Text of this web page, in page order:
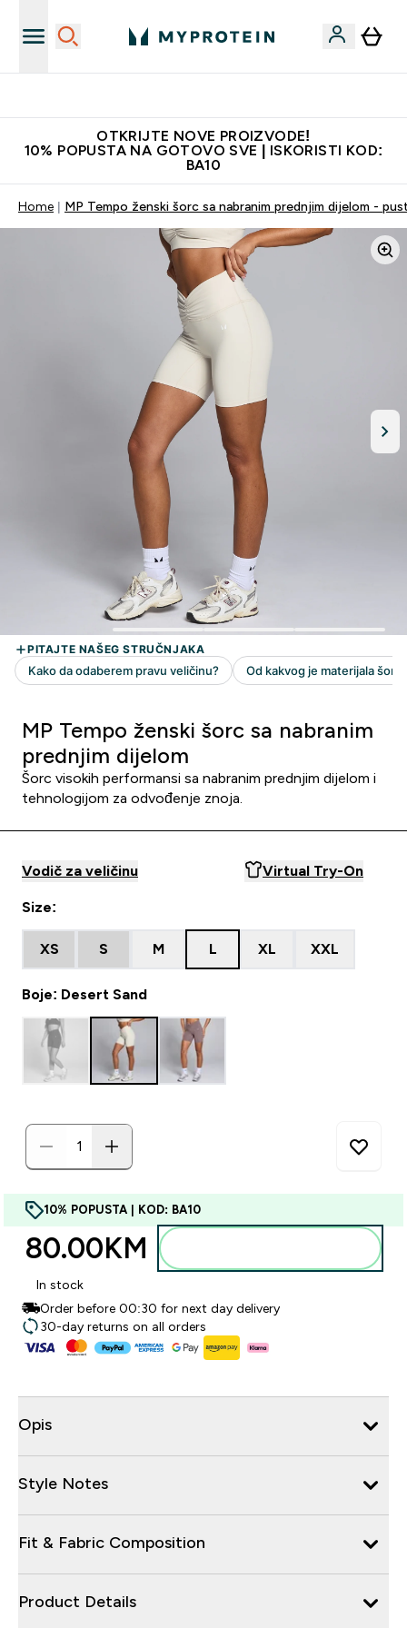
OTKRIJTE NOVE PROIZVODE!
10% POPUSTA NA GOTOVO SVE | ISKORISTI KOD:
BA10
Home MP Tempo ženski šorc sa nabranim prednjim dijelom -
MP Tempo ženski šorc sa nabranim
prednjim dijelom
Šorc visokih performansi sa nabranim prednjim dijelom i
tehnologijom za odvođenje znoja.
Vodič za veličinu Virtual Try-On
Size:
XS S M L XL XXL
Boje: Desert Sand
10% POPUSTA | KOD: BA10
80.00KM‎
In stock
Order before 00:30 for next day delivery
30-day returns on all orders
Opis
Style Notes
Fit & Fabric Composition
Product Details